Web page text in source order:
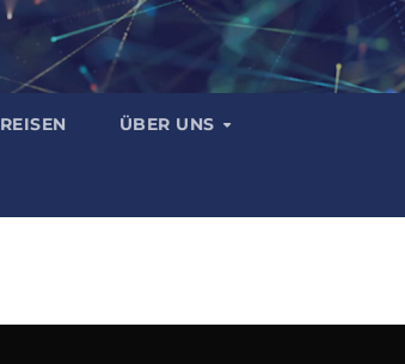
REISEN ÜBER UNS